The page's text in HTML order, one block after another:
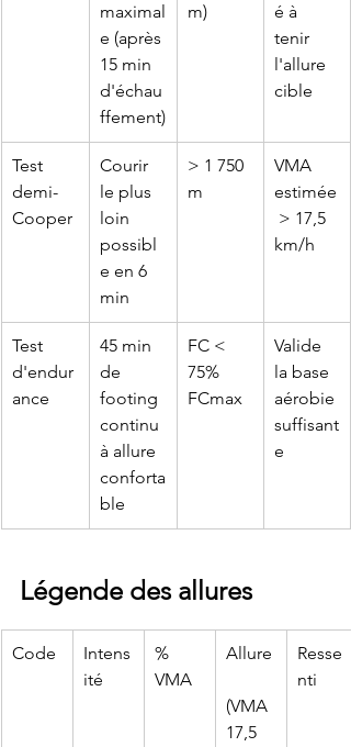
maximal
e (après
15 min
d'échau
ffement)
m)
é à
tenir
l'allure
cible
Test
demi-
Cooper
Courir
le plus
loin
possibl
e en 6
min
> 1 750
m
VMA
estimée
> 17,5
km/h
Test
d'endur
ance
45 min
de
footing
continu
à allure
conforta
ble
FC <
75%
FCmax
Valide
la base
aérobie
suffisant
e
Légende des allures
Code
Intens
ité
%
VMA
Allure
(VMA
17,5
Resse
nti